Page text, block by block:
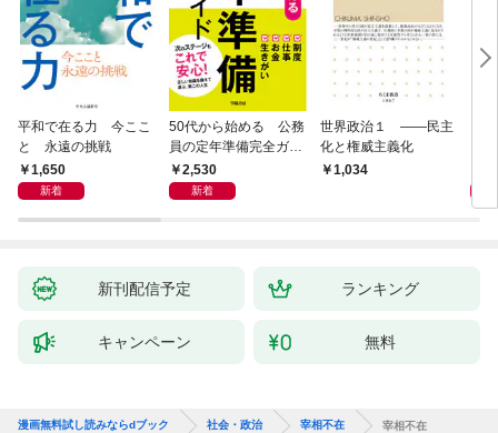
平和で在る力 今ここ
と 永遠の挑戦
1,650
新着
50代から始める 公務
員の定年準備完全ガイ
ド2,530
新着
世界政治１ ――民主
化と権威主義化
1,034
新刊配信予定 ランキング
キャンペーン 無料
漫画無料試し読みならdブック 社会・政治 宰相不在 宰相不在